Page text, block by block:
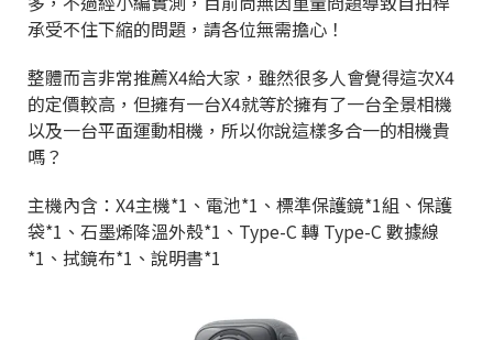
承受不住下縮的問題，請各位無需擔心！
整體而言非常推薦X4給大家，雖然很多人會覺得這次X4
的定價較高，但擁有一台X4就等於擁有了一台全景相機
以及一台平面運動相機，所以你說這樣多合一的相機貴
嗎？
主機內含：X4主機*1、電池*1、標準保護鏡*1組、保護
袋*1、石墨烯降溫外殼*1、Type-C 轉 Type-C 數據線
*1、拭鏡布*1、說明書*1